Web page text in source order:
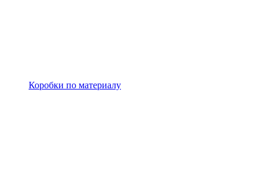
Коробки по материалу